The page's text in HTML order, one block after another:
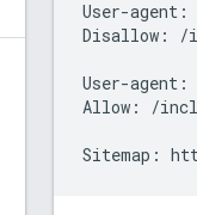
User-
Disallow: /
User-agent:
Allow: /
Sitemap: